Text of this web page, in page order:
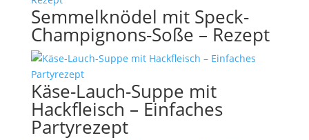
Semmelknödel mit Speck-
Champignons-Soße – Rezept
Käse-Lauch-Suppe mit
Hackfleisch – Einfaches
Partyrezept